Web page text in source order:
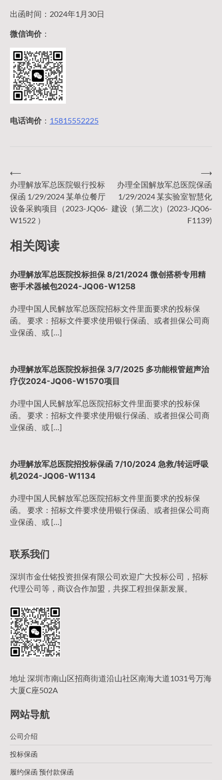
出函时间：2024年1月30日
微信询价：
电话询价： 15815552225
文
章
导
⟵
办理解放军总医院银行投标
保函 1/29/2024 某单位餐厅
设备采购项目（2023-JQ06-
W1522 ）
办理全国解放军总医院保函
1/29/2024 某实验室智慧化
建设（第二次）(2023-JQ06-
F1139)
⟶
相关阅读
办理解放军总医院投标担保 8/21/2024 微创搭桥专用精
密手术器械包2024-JQ06-W1258
办理中国人民解放军总医院招标文件里面要求的投标保
函。 要求：招标文件要求使用银行保函、或者担保公司商
业保函、或 […]
办理解放军总医院投标担保 3/7/2025 多功能根管超声治
疗仪2024-JQ06-W1570项目
办理中国人民解放军总医院招标文件里面要求的投标保
函。 要求：招标文件要求使用银行保函、或者担保公司商
业保函、或 […]
办理解放军总医院招投标保函 7/10/2024 急救/转运呼吸
机2024-JQ06-W1134
办理中国人民解放军总医院招标文件里面要求的投标保
函。 要求：招标文件要求使用银行保函、或者担保公司商
业保函、或 […]
联系我们
深圳市金仕铭投资担保有限公司欢迎广大投标公司，招标
代理公司等，商议合作加盟，共探工程担保新发展。
地址 深圳市南山区招商街道沿山社区南海大道1031号万海
大厦C座502A
网站导航
公司介绍
投标保函
履约保函 预付款保函